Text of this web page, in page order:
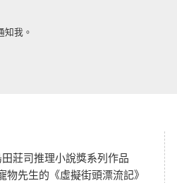
知我。
莊司推理小說獎系列作品
物先生的《虛擬街頭漂流記》